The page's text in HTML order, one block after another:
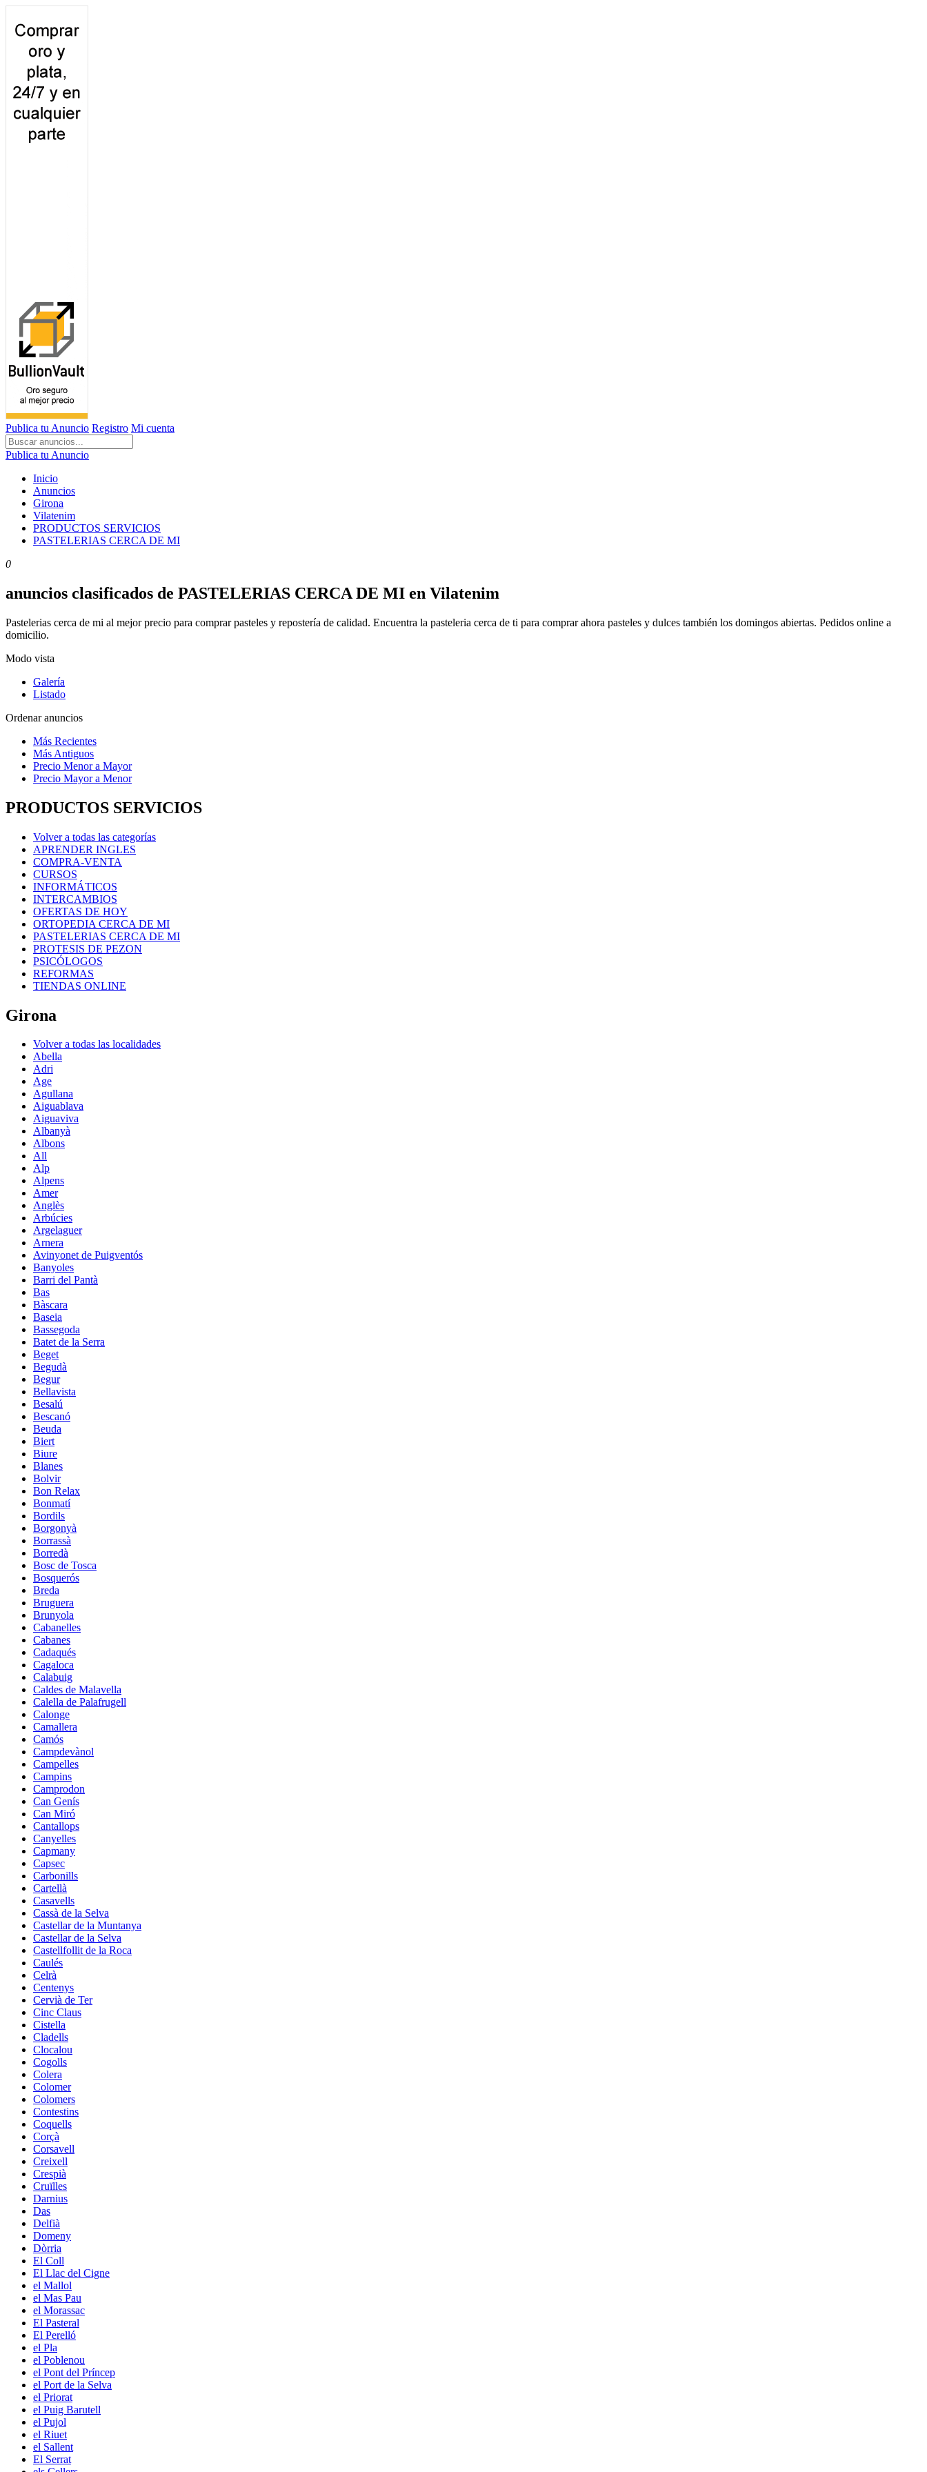
Publica tu Anuncio Registro Mi cuenta
Publica tu Anuncio
Inicio
Anuncios
Girona
Vilatenim
PRODUCTOS SERVICIOS
PASTELERIAS CERCA DE MI
0
anuncios clasificados de PASTELERIAS CERCA DE MI en Vilatenim
Pastelerias cerca de mi al mejor precio para comprar pasteles y repostería de calidad. Encuentra la pasteleria cerca de ti para comprar ahora pasteles y dulces también los domingos abiertas. Pedidos online a
domicilio.
Modo vista
Galería
Listado
Ordenar anuncios
Más Recientes
Más Antiguos
Precio Menor a Mayor
Precio Mayor a Menor
PRODUCTOS SERVICIOS
Volver a todas las categorías
APRENDER INGLES
COMPRA-VENTA
CURSOS
INFORMÁTICOS
INTERCAMBIOS
OFERTAS DE HOY
ORTOPEDIA CERCA DE MI
PASTELERIAS CERCA DE MI
PROTESIS DE PEZON
PSICÓLOGOS
REFORMAS
TIENDAS ONLINE
Girona
Volver a todas las localidades
Abella
Adri
Age
Agullana
Aiguablava
Aiguaviva
Albanyà
Albons
All
Alp
Alpens
Amer
Anglès
Arbúcies
Argelaguer
Arnera
Avinyonet de Puigventós
Banyoles
Barri del Pantà
Bas
Bàscara
Baseia
Bassegoda
Batet de la Serra
Beget
Begudà
Begur
Bellavista
Besalú
Bescanó
Beuda
Biert
Biure
Blanes
Bolvir
Bon Relax
Bonmatí
Bordils
Borgonyà
Borrassà
Borredà
Bosc de Tosca
Bosquerós
Breda
Bruguera
Brunyola
Cabanelles
Cabanes
Cadaqués
Cagaloca
Calabuig
Caldes de Malavella
Calella de Palafrugell
Calonge
Camallera
Camós
Campdevànol
Campelles
Campins
Camprodon
Can Genís
Can Miró
Cantallops
Canyelles
Capmany
Capsec
Carbonills
Cartellà
Casavells
Cassà de la Selva
Castellar de la Muntanya
Castellar de la Selva
Castellfollit de la Roca
Caulés
Celrà
Centenys
Cervià de Ter
Cinc Claus
Cistella
Cladells
Clocalou
Cogolls
Colera
Colomer
Colomers
Contestins
Coquells
Corçà
Corsavell
Creixell
Crespià
Cruïlles
Darnius
Das
Delfià
Domeny
Dòrria
El Coll
El Llac del Cigne
el Mallol
el Mas Pau
el Morassac
El Pasteral
El Perelló
el Pla
el Poblenou
el Pont del Príncep
el Port de la Selva
el Priorat
el Puig Barutell
el Pujol
el Riuet
el Sallent
El Serrat